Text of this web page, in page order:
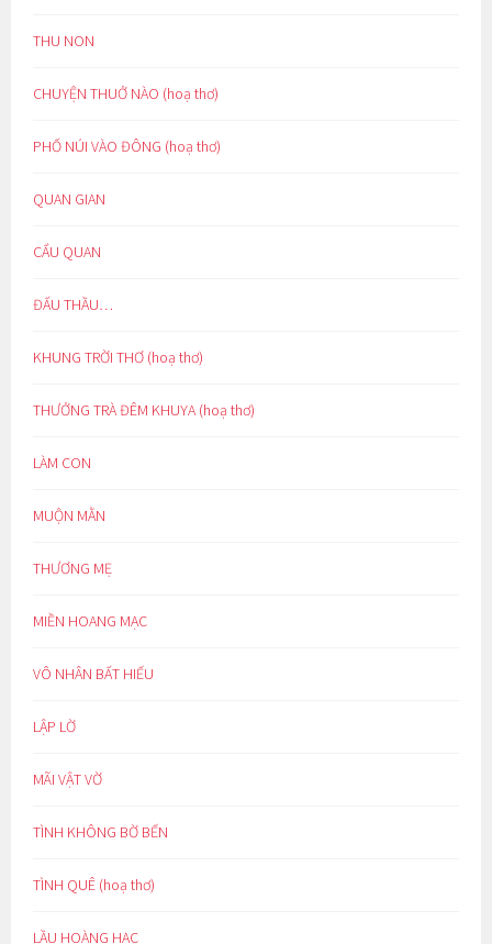
THU NON
CHUYỆN THUỞ NÀO (hoạ thơ)
PHỐ NÚI VÀO ĐÔNG (hoạ thơ)
QUAN GIAN
CẨU QUAN
ĐẤU THẦU…
KHUNG TRỜI THƠ (hoạ thơ)
THƯỞNG TRÀ ĐÊM KHUYA (hoạ thơ)
LÀM CON
MUỘN MẰN
THƯƠNG MẸ
MIỀN HOANG MẠC
VÔ NHÂN BẤT HIẾU
LẬP LỜ
MÃI VẬT VỜ
TÌNH KHÔNG BỜ BẾN
TÌNH QUÊ (hoạ thơ)
LẦU HOÀNG HẠC